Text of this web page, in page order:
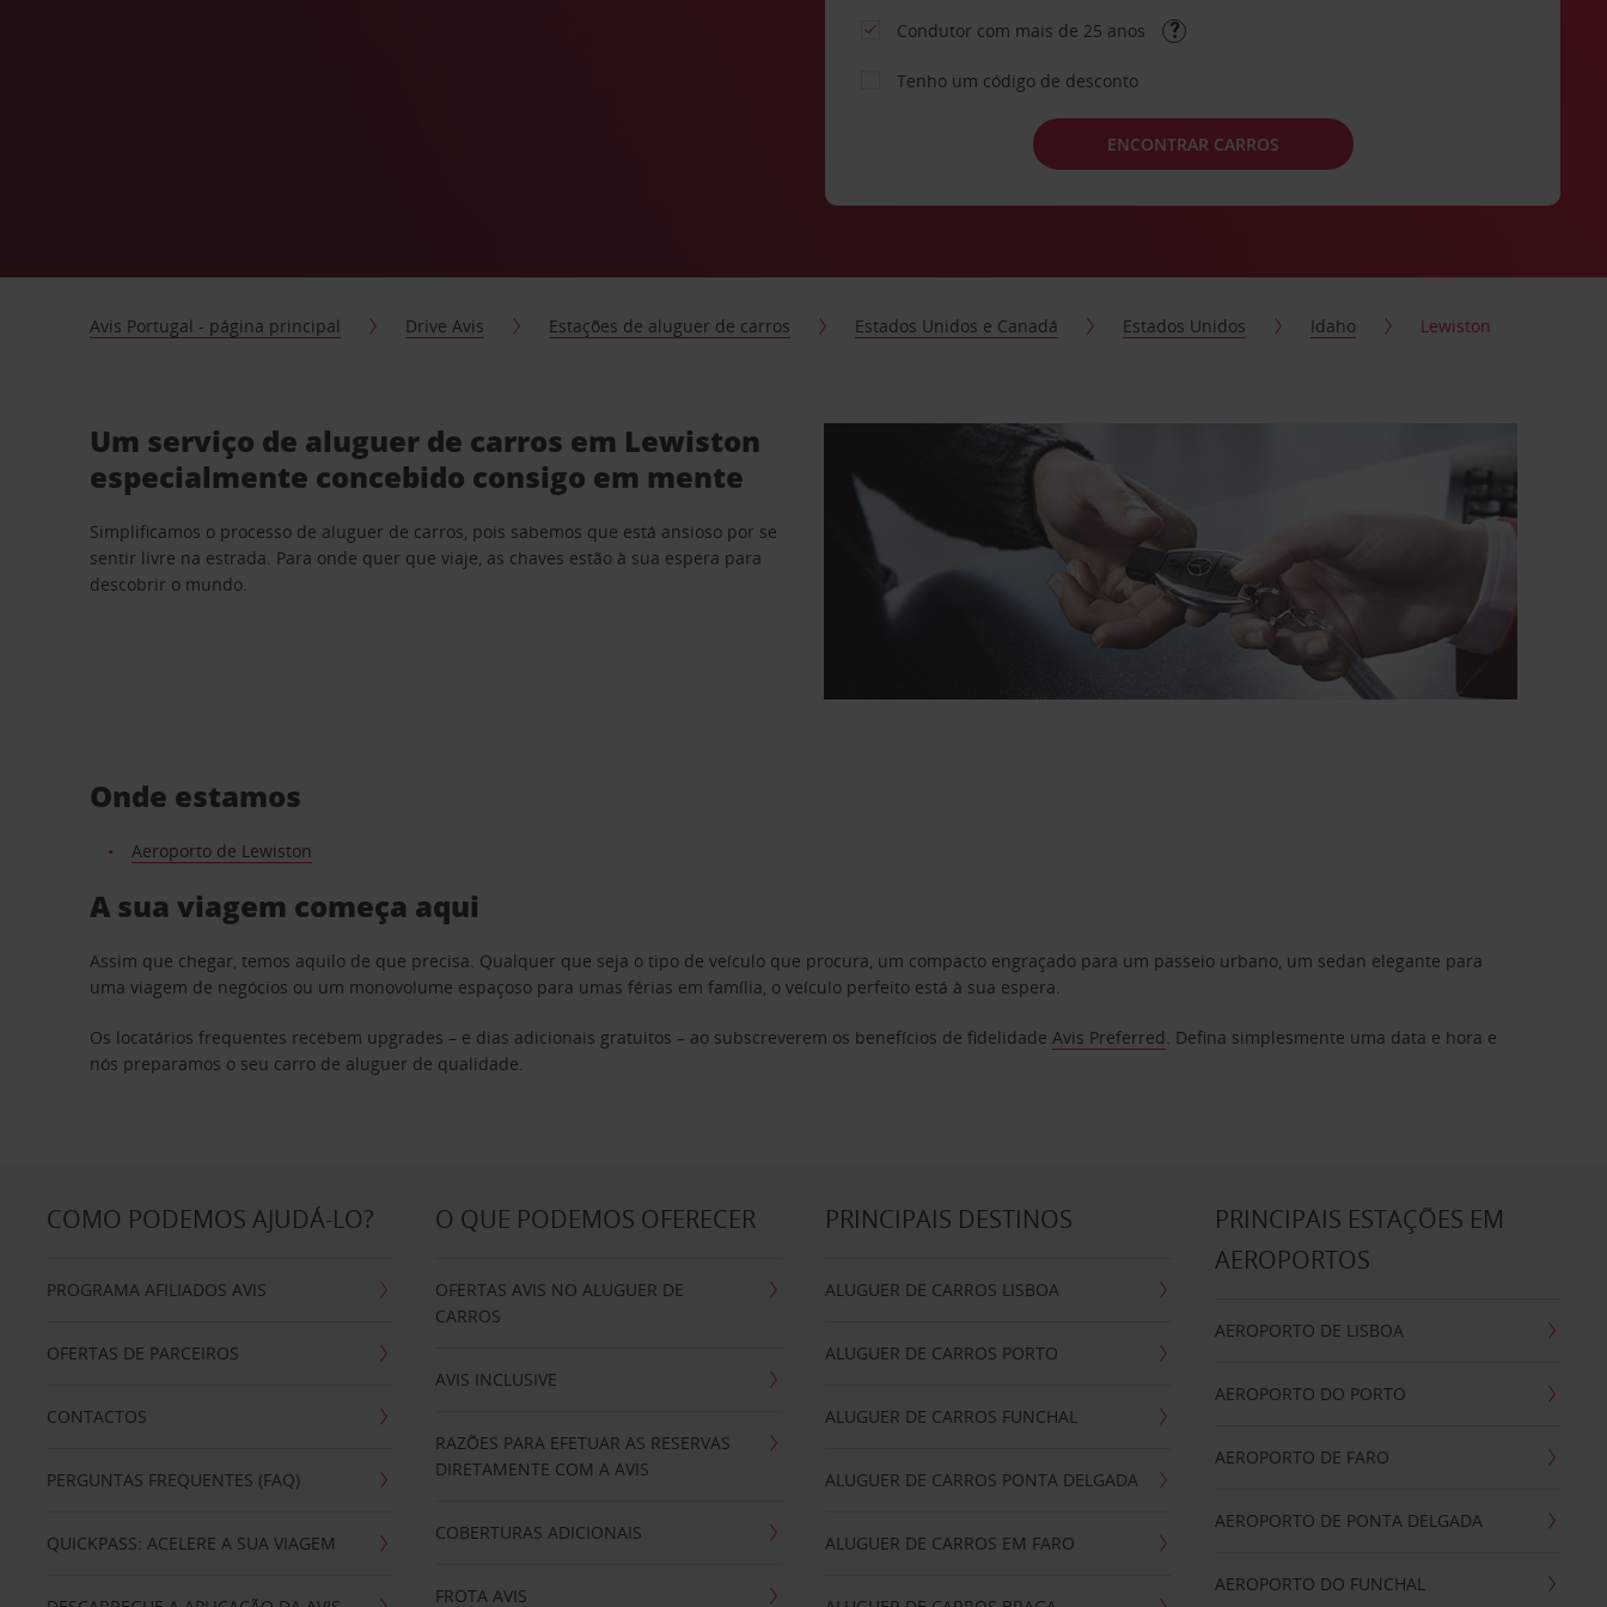
Condutor com mais de 25 anos
Tenho um código de desconto
ENCONTRAR CARROS
Avis Portugal - página principal Drive Avis Estações de aluguer de carros Estados Unidos e Canadá Estados Unidos Idaho Lewiston
Um serviço de aluguer de carros em Lewiston
especialmente concebido consigo em mente
Simplificamos o processo de aluguer de carros, pois sabemos que está ansioso por se
sentir livre na estrada. Para onde quer que viaje, as chaves estão à sua espera para
descobrir o mundo.
Onde estamos
Aeroporto de Lewiston
A sua viagem começa aqui
Assim que chegar, temos aquilo de que precisa. Qualquer que seja o tipo de veículo que procura, um compacto engraçado para um passeio urbano, um sedan elegante para
uma viagem de negócios ou um monovolume espaçoso para umas férias em família, o veículo perfeito está à sua espera.
Os locatários frequentes recebem upgrades – e dias adicionais gratuitos – ao subscreverem os benefícios de fidelidadeAvis Preferred. Defina simplesmente uma data e hora e
nós preparamos o seu carro de aluguer de qualidade.
COMO PODEMOS AJUDÁ-LO?
PROGRAMA AFILIADOS AVIS
OFERTAS DE PARCEIROS
CONTACTOS
PERGUNTAS FREQUENTES (FAQ)
QUICKPASS: ACELERE A SUA VIAGEM
O QUE PODEMOS OFERECER
OFERTAS AVIS NO ALUGUER DE
CARROS
AVIS INCLUSIVE
RAZÕES PARA EFETUAR AS RESERVAS
DIRETAMENTE COM A AVIS
COBERTURAS ADICIONAIS
FROTA AVIS
PRINCIPAIS DESTINOS
ALUGUER DE CARROS LISBOA
ALUGUER DE CARROS PORTO
ALUGUER DE CARROS FUNCHAL
ALUGUER DE CARROS PONTA DELGADA
ALUGUER DE CARROS EM FARO
PRINCIPAIS ESTAÇÕES EM
AEROPORTOS
AEROPORTO DE LISBOA
AEROPORTO DO PORTO
AEROPORTO DE FARO
AEROPORTO DE PONTA DELGADA
AEROPORTO DO FUNCHAL